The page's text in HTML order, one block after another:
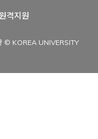
격지원
© KOREA UNIVERSITY